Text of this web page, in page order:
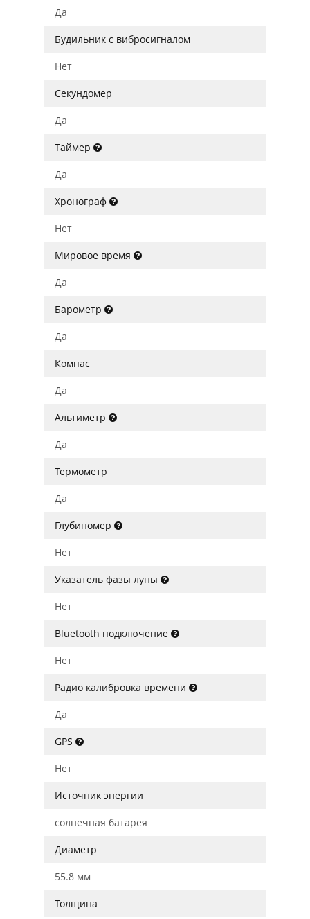
Да
Будильник с вибросигналом
Нет
Секундомер
Да
Таймер
Да
Хронограф
Нет
Мировое время
Да
Барометр
Да
Компас
Да
Альтиметр
Да
Термометр
Да
Глубиномер
Нет
Указатель фазы луны
Нет
Bluetooth подключение
Нет
Радио калибровка времени
Да
GPS
Нет
Источник энергии
солнечная батарея
Диаметр
55.8 мм
Толщина